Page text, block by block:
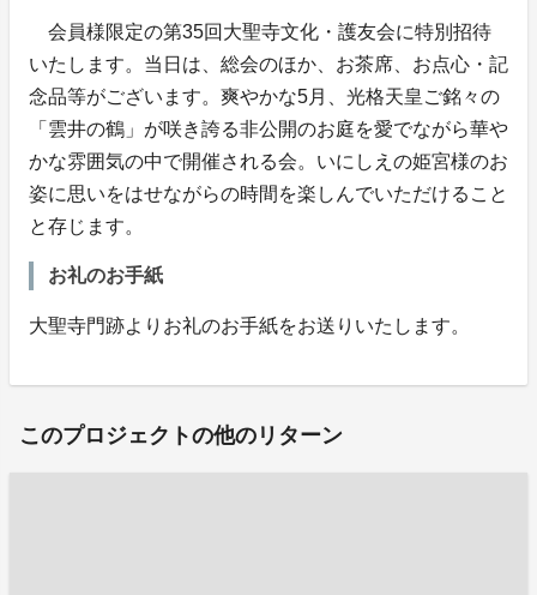
会員様限定の第35回大聖寺文化・護友会に特別招待
いたします。当日は、総会のほか、お茶席、お点心・記
念品等がございます。爽やかな5月、光格天皇ご銘々の
「雲井の鶴」が咲き誇る非公開のお庭を愛でながら華や
かな雰囲気の中で開催される会。いにしえの姫宮様のお
姿に思いをはせながらの時間を楽しんでいただけること
と存じます。
お礼のお手紙
大聖寺門跡よりお礼のお手紙をお送りいたします。
このプロジェクトの他のリターン